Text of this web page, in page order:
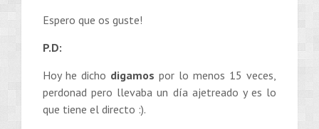
Espero que os guste!
P.D:
Hoy he dicho digamos por lo menos 15 veces,
perdonad pero llevaba un día ajetreado y es lo
que tiene el directo :).